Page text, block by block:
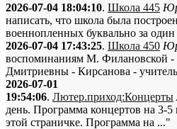
2026-07-04 18:04:10. Школа 445
написать, что школа была
военнопленных буквально за один
2026-07-04 17:43:25. Школа 450
воспоминаниям М. Филановской
Дмитриевны - Кирсанова -
2026-07-01
19:54:06. Лютер.приход:Концерты
день. Программа концертов на 3-
этой страничке. Программа на ..."